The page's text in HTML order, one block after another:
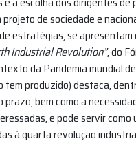
de sociedade e
estratégias, se
Industrial Revolution”, do
da Pandemia mundial
produzido) destaca,
bem como a
e pode servir
à quarta revolução